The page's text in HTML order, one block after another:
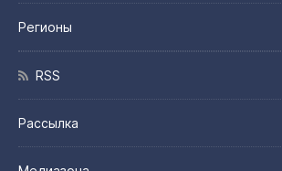
Регионы
RSS
Рассылка